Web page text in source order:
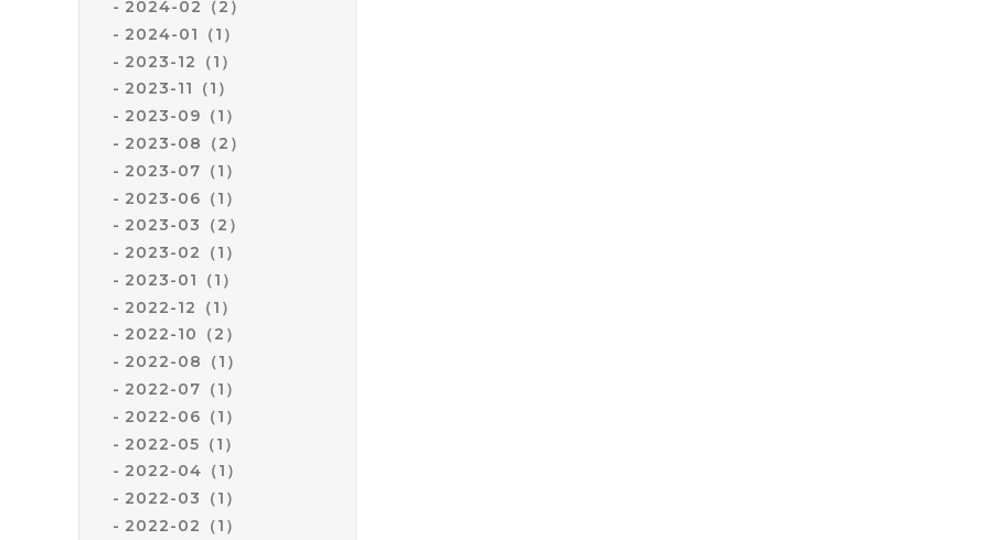
2024-02（2）
2024-01（1）
2023-12（1）
2023-11（1）
2023-09（1）
2023-08（2）
2023-07（1）
2023-06（1）
2023-03（2）
2023-02（1）
2023-01（1）
2022-12（1）
2022-10（2）
2022-08（1）
2022-07（1）
2022-06（1）
2022-05（1）
2022-04（1）
2022-03（1）
2022-02（1）